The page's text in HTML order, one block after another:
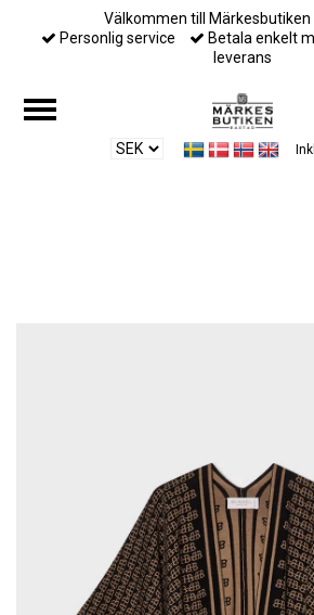
Välkommen till Märkesbutiken
Personlig service
Betala enkelt
leverans